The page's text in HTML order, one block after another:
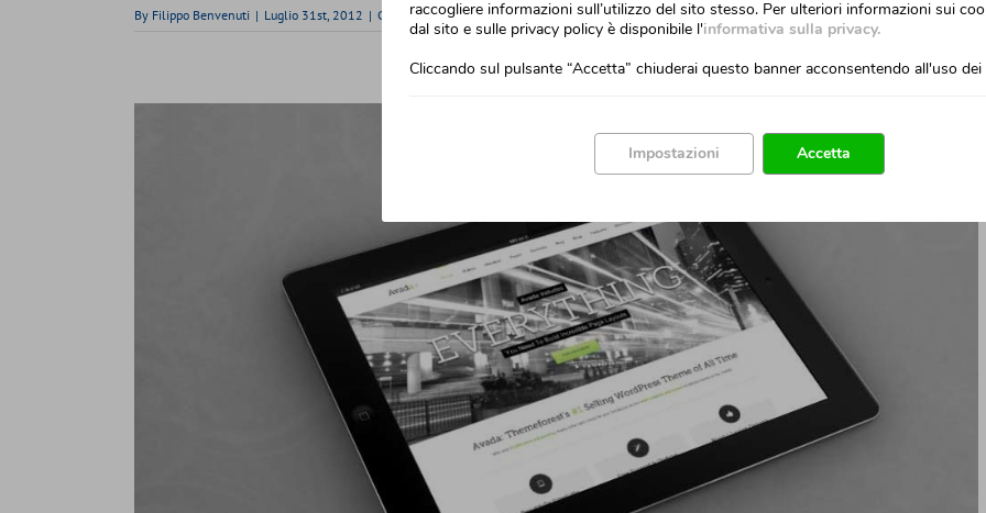
By Filippo Benvenuti | Luglio 31st, 2012 | Categories:Creative ,Design | Tags:artwork,Photo,Videos | 0 Comments Read More
raccogliere informazioni sull’utilizzo del sito stesso. Per ulteriori informazioni sui
dal sito e sulle privacy policy è disponibile l'informativa sulla privacy.
Cliccando sul pulsante “Accetta” chiuderai questo banner acconsentendo all'uso dei
Accetta
Impostazioni